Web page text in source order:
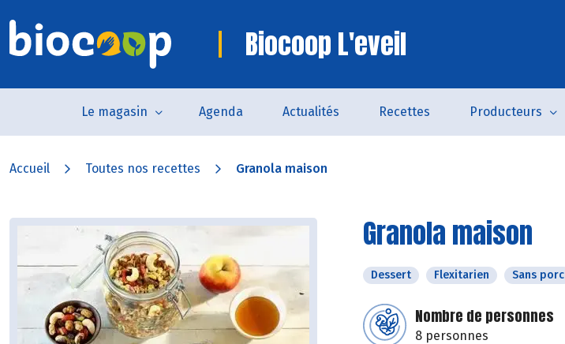
Biocoop L'eveil
Le magasin Agenda Actualités Recettes Producteurs
Accueil Toutes nos recettes Granola maison
Granola maison
Dessert Flexitarien Sans porc
Nombre de personnes
8 personnes